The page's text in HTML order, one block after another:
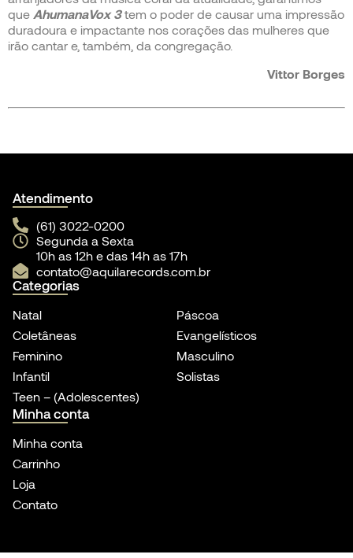
que AhumanaVox 3tem o poder de causar uma impressão
duradoura e impactante nos corações das mulheres que
irão cantar e, também, da congregação.
Vittor Borges
Atendimento
(61) 3022-0200
Segunda a Sexta
10h as 12h e das 14h as 17h
contato@aquilarecords.com.br
Categorias
Natal
Páscoa
Coletâneas
Evangelísticos
Feminino
Masculino
Infantil
Solistas
Teen – (Adolescentes)
Minha conta
Minha conta
Carrinho
Loja
Contato